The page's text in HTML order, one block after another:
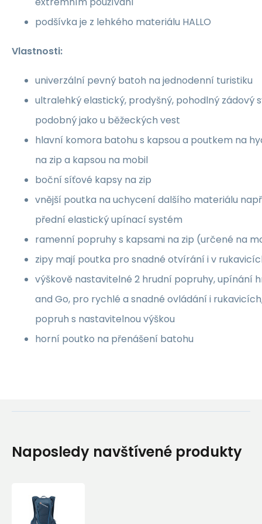
podšívka je z lehkého materiálu HALLO
Vlastnosti:
univerzální pevný batoh na jednodenní turistiku
ultralehký elastický, prodyšný, pohodlný zádový
podobný jako u běžeckých vest
hlavní komora batohu s kapsou a poutkem na
na zip a kapsou na mobil
boční síťové kapsy na zip
vnější poutka na uchycení dalšího materiálu
přední elastický upínací systém
ramenní popruhy s kapsami na zip (určené na
zipy mají poutka pro snadné otvírání i v
výškově nastavitelné 2 hrudní popruhy, upínání
and Go, pro rychlé a snadné ovládání i
popruh s nastavitelnou výškou
horní poutko na přenášení batohu
Naposledy navštívené produkty